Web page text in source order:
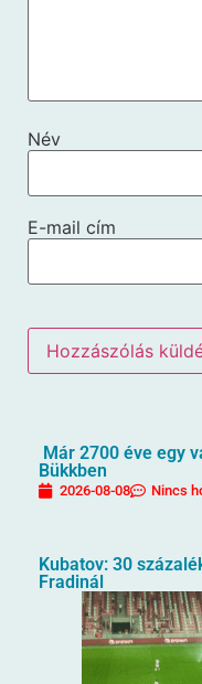
Név
E-mail cím
Már 2700 éve egy
Bükkben
2026-08-08 Nincs
Kubatov: 30
Fradinál